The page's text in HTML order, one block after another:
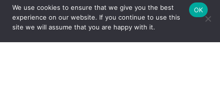
We use cookies to ensure that we give you the best
experience on our website. If you continue to use this
site we will assume that you are happy with it.
OK